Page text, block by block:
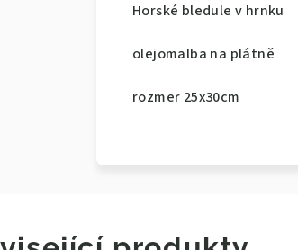
Horské bledule v hrnku
olejomalba na plátně
rozmer 25x30cm